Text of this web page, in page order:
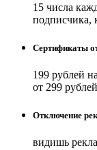
15 числа
подписчика,
Сертификаты
199 рублей
от 299
Отключение
видишь